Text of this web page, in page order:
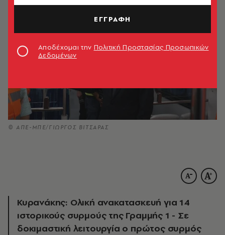
© ΑΠΕ-ΜΠΕ/ΓΙΩΡΓΟΣ ΒΙΤΣΑΡΑΣ
Κυρανάκης: Ολική ανακατασκευή για 14
ιστορικούς συρμούς της Γραμμής 1 - Σε
δοκιμαστική λειτουργία ο πρώτος συρμός
ΕΓΓΡΑΦΗ
Αποδέχομαι την Πολιτική Προστασίας Προσωπικών
Δεδομένων